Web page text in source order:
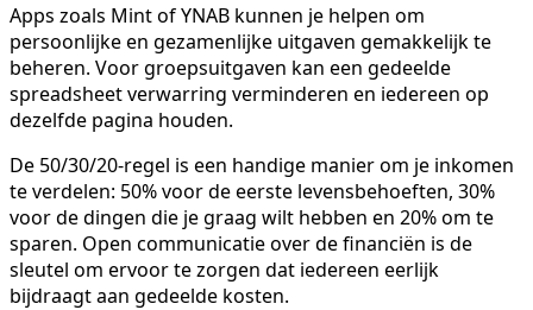
Apps zoals Mint of YNAB kunnen je helpen om
persoonlijke en gezamenlijke uitgaven gemakkelijk te
beheren. Voor groepsuitgaven kan een gedeelde
spreadsheet verwarring verminderen en iedereen op
dezelfde pagina houden.
De 50/30/20-regel is een handige manier om je inkomen
te verdelen: 50% voor de eerste levensbehoeften, 30%
voor de dingen die je graag wilt hebben en 20% om te
sparen. Open communicatie over de financiën is de
sleutel om ervoor te zorgen dat iedereen eerlijk
bijdraagt aan gedeelde kosten.